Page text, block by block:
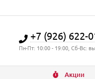
+7 (926) 622-
Пн-Пт: 10:00 - 19:00, Сб-Вс:
Акции